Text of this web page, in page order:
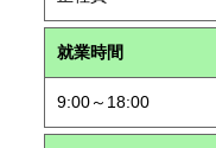
就業時間
9:00～18:00